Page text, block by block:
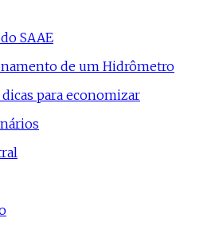
SAAE
de um Hidrômetro
para economizar